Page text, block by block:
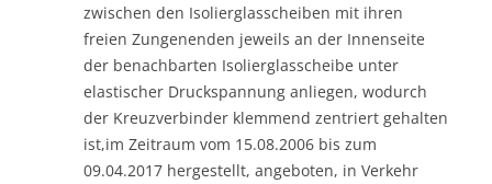
zwischen den Isolierglasscheiben mit ihren
freien Zungenenden jeweils an der Innenseite
der benachbarten Isolierglasscheibe unter
elastischer Druckspannung anliegen, wodurch
der Kreuzverbinder klemmend zentriert gehalten
ist,im Zeitraum vom 15.08.2006 bis zum
09.04.2017 hergestellt, angeboten, in Verkehr